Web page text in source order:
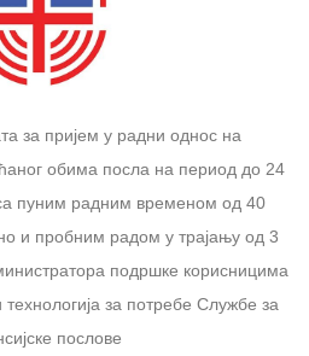
за пријем у радни однос на
обима посла на период до 24
пуним радним временом од 40
и пробним радом у трајању од 3
подршке корисницима
за потребе Службе за
послове